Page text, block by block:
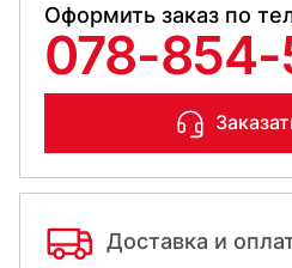
Оформить заказ по
078-
Доставка и